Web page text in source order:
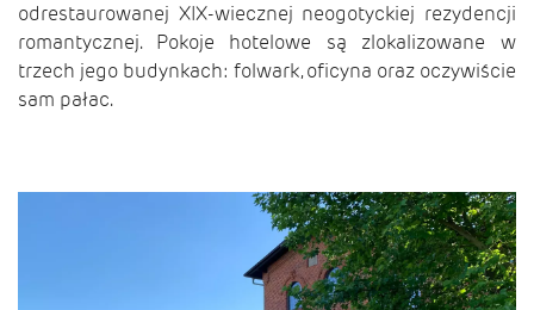
odrestaurowanej XIX-wiecznej neogotyckiej rezydencji
romantycznej. Pokoje hotelowe są zlokalizowane w
trzech jego budynkach: folwark, oficyna oraz oczywiście
sam pałac.